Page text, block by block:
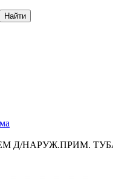
Найти
Д/НАРУЖ.ПРИМ.